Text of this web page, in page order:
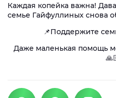
Каждая копейка важна!
семье Гайфуллиных снова
📌Поддержите
Даже маленькая помощь